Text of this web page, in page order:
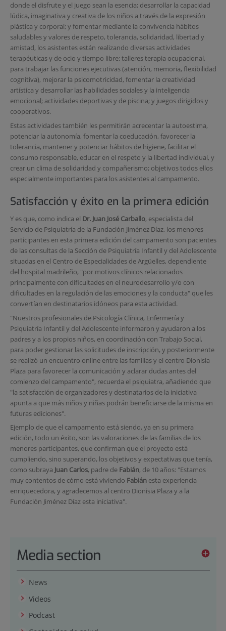
donde el disfrute y el juego sean la esencia; desarrollar la capacidad
lúdica, imaginativa y creativa de los niños a través de la expresión
plástica y corporal; y fomentar mediante la convivencia hábitos
saludables y valores de respeto, tolerancia, solidaridad, libertad y
amistad, los asistentes están realizando diversas actividades
terapéuticas y de ocio y tiempo libre: talleres terapia ocupacional,
para trabajar las funciones ejecutivas (atención, memoria, flexibilidad
cognitiva), mejorar la psicomotricidad, fomentar la creatividad
artística y desarrollar las habilidades sociales y la inteligencia
emocional; actividades deportivas y de piscina; y juegos dirigidos y
cooperativos.
Estas actividades también les permitirán acrecentar la autoestima,
potenciar la autonomía, fomentar la coeducación, favorecer la
tolerancia, mantener y potenciar hábitos de higiene, facilitar el
consumo responsable, educar en el respeto y la libertad individual, y
crear un clima de solidaridad y compañerismo; objetivos todos ellos
especialmente importantes para los asistentes al campamento.
Satisfacción y éxito en la primera edición
Y es que, como indica el Dr. Juan José Carballo, especialista del
Servicio de Psiquiatría de la Fundación Jiménez Díaz, los menores
participantes en esta primera edición del campamento son pacientes
de las consultas de la Sección de Psiquiatría Infantil y del Adolescente
situadas en el Centro de Especialidades de Argüelles, dependiente
del hospital madrileño, "por motivos clínicos relacionados
principalmente con dificultades en el neurodesarrollo y/o con
dificultades en la regulación de las emociones y la conducta" que les
convertían en destinatarios idóneos para esta actividad.
"Nuestros profesionales de Psicología Clínica, Enfermería y
Psiquiatría Infantil y del Adolescente informaron y ayudaron a los
padres y a los propios niños, en coordinación con Trabajo Social,
para poder gestionar las solicitudes de inscripción, y posteriormente
se realizó un encuentro online entre las familias y el centro Dionisia
Plaza para favorecer la comunicación y aclarar dudas antes del
comienzo del campamento", recuerda el psiquiatra, añadiendo que
"la satisfacción de organizadores y destinatarios de la iniciativa
apunta a que más niños y niñas podrán beneficiarse de la misma en
futuras ediciones".
Ejemplo de que el campamento está siendo, ya en su primera
edición, todo un éxito, son las valoraciones de las familias de los
menores participantes, que confirman que el proyecto está
cumpliendo, sino superando, los objetivos y expectativas que tenía,
como subraya Juan Carlos, padre de Fabián, de 10 años: "Estamos
muy contentos de cómo está viviendo Fabiánesta experiencia
enriquecedora, y agradecemos al centro Dionisia Plaza y a la
Fundación Jiménez Díaz esta iniciativa".
Media section
News
Videos
Podcast